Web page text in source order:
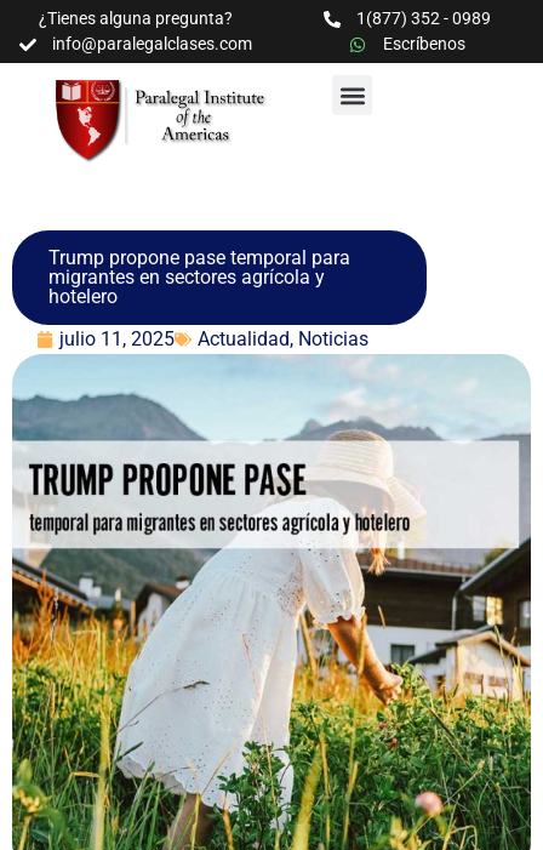
¿Tienes alguna pregunta?
1(877) 352 - 0989
info@paralegalclases.com
Escríbenos
Trump propone pase temporal para
migrantes en sectores agrícola y
hotelero
julio 11, 2025
Actualidad, Noticias